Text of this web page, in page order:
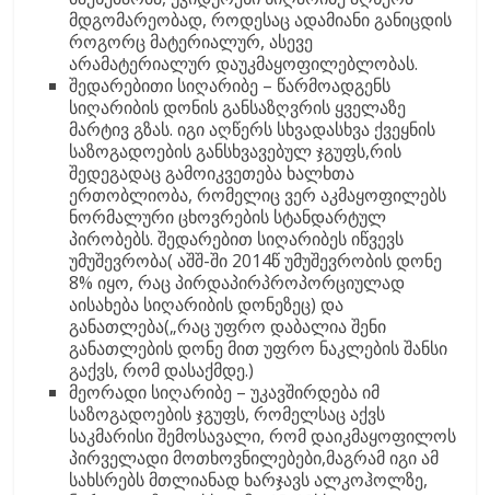
მდგომარეობად, როდესაც ადამიანი განიცდის
როგორც მატერიალურ, ასევე
არამატერიალურ დაუკმაყოფილებლობას.
შედარებითი სიღარიბე – წარმოადგენს
სიღარიბის დონის განსაზღვრის ყველაზე
მარტივ გზას. იგი აღწერს სხვადასხვა ქვეყნის
საზოგადოების განსხვავებულ ჯგუფს,რის
შედეგადაც გამოიკვეთება ხალხთა
ერთობლიობა, რომელიც ვერ აკმაყოფილებს
ნორმალური ცხოვრების სტანდარტულ
პირობებს. შედარებით სიღარიბეს იწვევს
უმუშევრობა( აშშ-ში 2014წ უმუშევრობის დონე
8% იყო, რაც პირდაპირპროპორციულად
აისახება სიღარიბის დონეზეც) და
განათლება(„რაც უფრო დაბალია შენი
განათლების დონე მით უფრო ნაკლების შანსი
გაქვს, რომ დასაქმდე.)
მეორადი სიღარიბე – უკავშირდება იმ
საზოგადოების ჯგუფს, რომელსაც აქვს
საკმარისი შემოსავალი, რომ დაიკმაყოფილოს
პირველადი მოთხოვნილებები,მაგრამ იგი ამ
სახსრებს მთლიანად ხარჯავს ალკოჰოლზე,